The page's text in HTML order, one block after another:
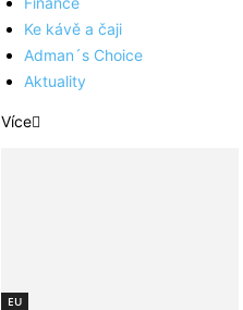
Ke kávě a čaji
Adman´s Choice
Aktuality
Více
EU